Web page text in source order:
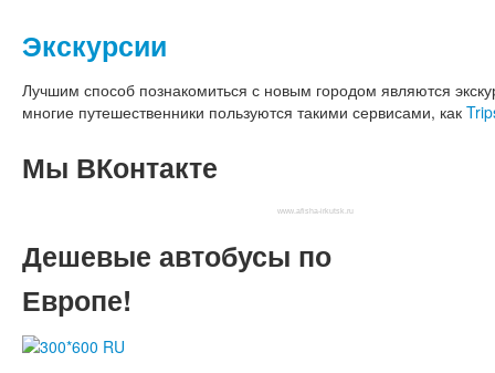
Экскурсии
Лучшим способ познакомиться с новым городом являются
многие путешественники пользуются такими сервисами, как
Мы ВКонтакте
www.afisha-irkutsk.ru
Дешевые автобусы по
Европе!